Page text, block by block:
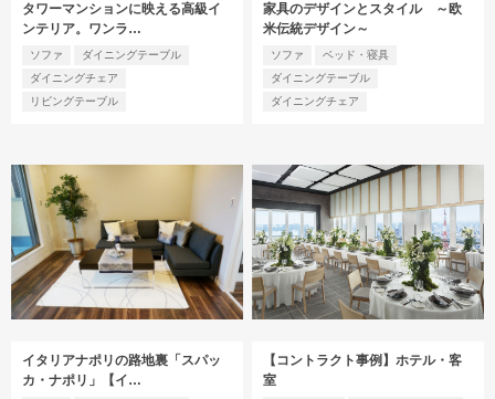
タワーマンションに映える高級イ
ンテリア。ワンラ…
ソファ
ダイニングテーブル
ダイニングチェア
リビングテーブル
家具のデザインとスタイル ～欧
米伝統デザイン～
ソファ
ベッド・寝具
ダイニングテーブル
ダイニングチェア
イタリアナポリの路地裏「スパッ
カ・ナポリ」【イ…
【コントラクト事例】ホテル・客
室